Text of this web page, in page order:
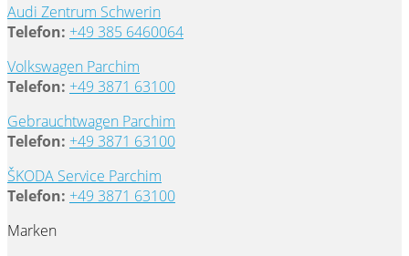
Audi Zentrum Schwerin
Telefon: +49 385 6460064
Volkswagen Parchim
Telefon: +49 3871 63100
Gebrauchtwagen Parchim
Telefon: +49 3871 63100
ŠKODA Service Parchim
Telefon: +49 3871 63100
Marken